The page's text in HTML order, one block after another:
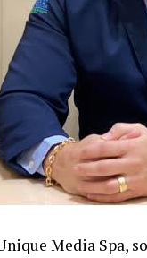
Media Spa,